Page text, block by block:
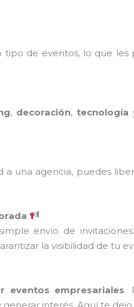
tipo de eventos, lo que
, decoración,tecnología
una agencia, puedes
envío de
la visibilidad de tu
eventos empresariales.
interés. Aquí te dejo